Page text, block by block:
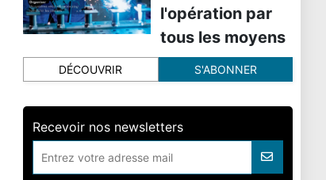
l'opération par
tous les moyens
DÉCOUVRIR S'ABONNER
Recevoir nos newsletters